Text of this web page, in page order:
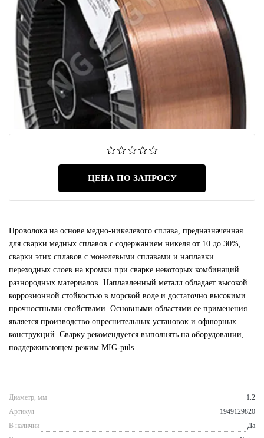
ЦЕНА ПО ЗАПРОСУ
Проволока на основе медно-никелевого сплава, предназначенная
для сварки медных сплавов с содержанием никеля от 10 до 30%,
сварки этих сплавов с монелевыми сплавами и наплавки
переходных слоев на кромки при сварке некоторых комбинаций
разнородных материалов. Наплавленный металл обладает высокой
коррозионной стойкостью в морской воде и достаточно высокими
прочностными свойствами. Основными областями ее применения
является производство опреснительных установок и офшорных
конструкций. Сварку рекомендуется выполнять на оборудовании,
поддерживающем режим MIG-puls.
Диаметр, мм
1.2
Артикул
1949129820
В наличии
Да